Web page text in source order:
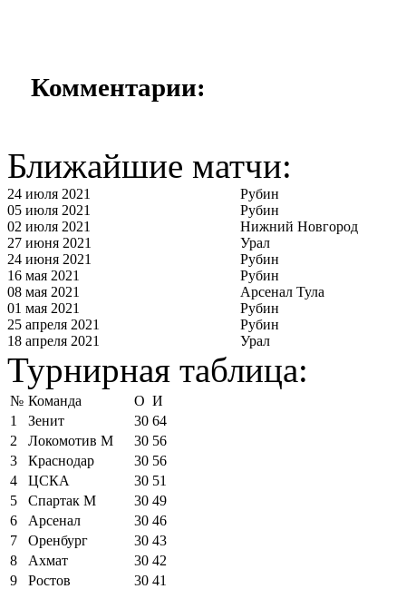
Комментарии:
Ближайшие матчи:
24 июля 2021
Рубин
05 июля 2021
Рубин
02 июля 2021
Нижний Новгород
27 июня 2021
Урал
24 июня 2021
Рубин
16 мая 2021
Рубин
08 мая 2021
Арсенал Тула
01 мая 2021
Рубин
25 апреля 2021
Рубин
18 апреля 2021
Урал
Турнирная таблица:
№ Команда О И
1
Зенит 30 64
2
Локомотив М 30 56
3
Краснодар 30 56
4
ЦСКА 30 51
5
Спартак М 30 49
6
Арсенал 30 46
7
Оренбург 30 43
8
Ахмат 30 42
9
Ростов 30 41